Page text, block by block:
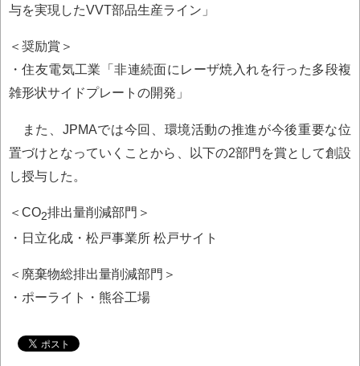
与を実現したVVT部品生産ライン」
＜奨励賞＞
・住友電気工業「非連続面にレーザ焼入れを行った多段複
雑形状サイドプレートの開発」
また、JPMAでは今回、環境活動の推進が今後重要な位
置づけとなっていくことから、以下の2部門を賞として創設
し授与した。
＜CO2排出量削減部門＞
・日立化成・松戸事業所 松戸サイト
＜廃棄物総排出量削減部門＞
・ポーライト・熊谷工場